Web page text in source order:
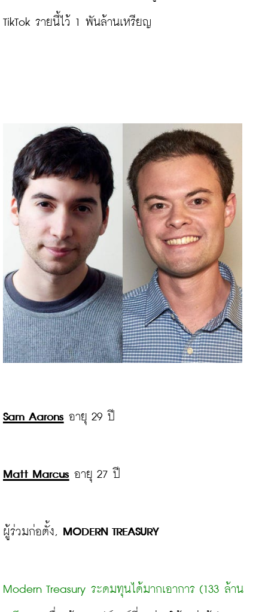
TikTok รายนี้ไว้ 1 พันล้านเหรียญ
Sam Aarons อายุ 29 ปี
Matt Marcus อายุ 27 ปี
ผู้ร่วมก่อตั้ง, MODERN TREASURY
Modern Treasury ระดมทุนได้มากเอาการ (133 ล้าน